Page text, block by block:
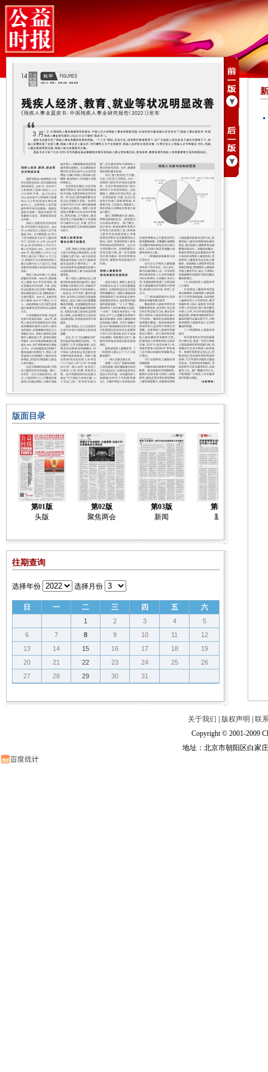
版面目录
第01版
头版
第02版
聚焦两会
第03版
新闻
第04版
新闻
往期查询
选择年份 选择月份
日 一 二 三 四 五 六
1 2 3 4
5
6
7 8 9 10 11
12
13
14 15 16 17 18
19
20
21 22 23 24 25
26
27
28 29 30 31
关于我们 版权声明
联
Copyright © 2001-2009
地址：北京市朝阳区白家